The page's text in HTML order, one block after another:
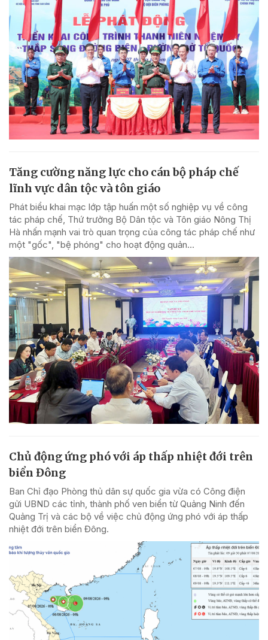
Tăng cường năng lực cho cán bộ pháp chế
lĩnh vực dân tộc và tôn giáo
Phát biểu khai mạc lớp tập huấn một số nghiệp vụ về công
tác pháp chế, Thứ trưởng Bộ Dân tộc và Tôn giáo Nông Thị
Hà nhấn mạnh vai trò quan trọng của công tác pháp chế như
một "gốc", "bệ phóng" cho hoạt động quản...
Chủ động ứng phó với áp thấp nhiệt đới trên
biển Đông
Ban Chỉ đạo Phòng thủ dân sự quốc gia vừa có Công điện
gửi UBND các tỉnh, thành phố ven biển từ Quảng Ninh đến
Quảng Trị và các bộ về việc chủ động ứng phó với áp thấp
nhiệt đới trên biển Đông.